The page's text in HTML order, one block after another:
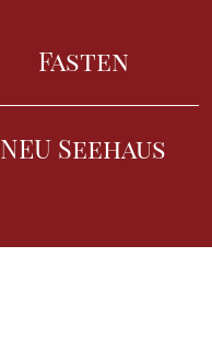
Fasten
NEU Seehaus